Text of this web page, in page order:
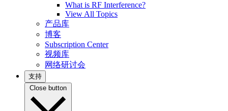
What is RF Interference?
View All Topics
产品库
博客
Subscription Center
视频库
网络研讨会
支持
Close button